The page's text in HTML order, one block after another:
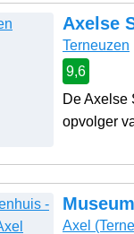
Axelse
Terneuzen
9,6
De Axelse
opvolger
Axel